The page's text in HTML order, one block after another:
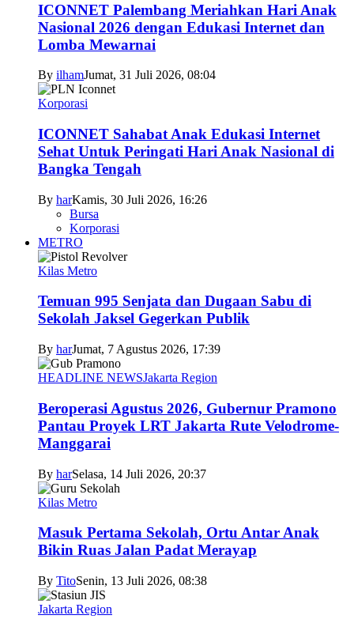
ICONNET Palembang Meriahkan Hari Anak
Nasional 2026 dengan Edukasi Internet dan
Lomba Mewarnai
By ilhamJumat, 31 Juli 2026, 08:04
Korporasi
ICONNET Sahabat Anak Edukasi Internet
Sehat Untuk Peringati Hari Anak Nasional di
Bangka Tengah
By harKamis, 30 Juli 2026, 16:26
Bursa
Korporasi
METRO
Kilas Metro
Temuan 995 Senjata dan Dugaan Sabu di
Sekolah Jaksel Gegerkan Publik
By harJumat, 7 Agustus 2026, 17:39
HEADLINE NEWSJakarta Region
Beroperasi Agustus 2026, Gubernur Pramono
Pantau Proyek LRT Jakarta Rute Velodrome-
Manggarai
By harSelasa, 14 Juli 2026, 20:37
Kilas Metro
Masuk Pertama Sekolah, Ortu Antar Anak
Bikin Ruas Jalan Padat Merayap
By TitoSenin, 13 Juli 2026, 08:38
Jakarta Region